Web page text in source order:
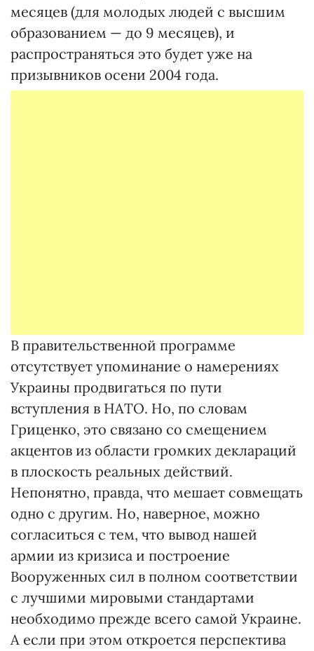
месяцев (для молодых людей с высшим
образованием — до 9 месяцев), и
распространяться это будет уже на
призывников осени 2004 года.
В правительственной программе
отсутствует упоминание о намерениях
Украины продвигаться по пути
вступления в НАТО. Но, по словам
Гриценко, это связано со смещением
акцентов из области громких деклараций
в плоскость реальных действий.
Непонятно, правда, что мешает совмещать
одно с другим. Но, наверное, можно
согласиться с тем, что вывод нашей
армии из кризиса и построение
Вооруженных сил в полном соответствии
с лучшими мировыми стандартами
необходимо прежде всего самой Украине.
А если при этом откроется перспектива